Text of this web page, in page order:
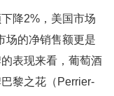
降2%，美国市场
场的净销售额更是
表现来看，葡萄酒
黎之花（Perrier-